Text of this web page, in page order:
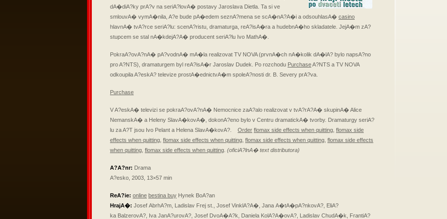
dA�diA?ky prA?v na seriA?lovA� postavy Jaroslava Dietla. Ta si ve
smlouvA� vymA�nila, A?e bude pA�edem seznA?mena se scA�nA?A�i a odsouhlasA� casino
hlavnA� tvA?rce seriA?lu: scenA?ristu, dramaturga, reA?isA�ra a hudebnA�ho skladatele. JejA�m zA?
stupcem se stal nA�kdejA?A� producent seriA?lu Ivo MathA�.
PokraA?ovA?nA� pA?vodnA� mA�la realizovat TV NOVA (prvnA�ch nA�kolik dA�lA? bylo napsA?no
pro A?NTS), dramaturgem byl reA?isA�r Jaroslav Dudek. Po rozchodu PurchaseA?NTS a TV NOVA
odkoupila A?eskA? televize prostA�ednictvA�m spoleA?nosti dr. B. Severy prA?va.
Purchase
V A?eskA� televizi se pokraA?ovA?nA� Nemocnice zaA?alo realizovat v tvA?rA?A� skupinA� Alice
NemanskA� a Heleny SlavA�kovA�, dokonA?eno bylo v Centru dramatickA� tvorby. Dramaturgy seriA?
lu za A?T jsou Ivo Pelant a Helena SlavA�kovA?. Order flomax side effects when quitting flomax side
effects when quitting flomax side effects when quitting flomax side effects when quitting flomax side effects
when quitting flomax side effects when quitting (oficiA?lnA� text distributora)
A?A?nr: Drama
A?esko, 2003, 13×57 min
ReA?ie: online bestina buy Hynek BoA?an
HrajA�: Josef AbrhA?m, Ladislav Frej st., Josef VinklA?A�, Jana A�tA�pA?nkovA?, EliA?
ka BalzerovA?, Iva JanA?urovA?, Josef DvoA�A?k, Daniela KolA?A�ovA?, Ladislav ChudA�k, FrantiA?